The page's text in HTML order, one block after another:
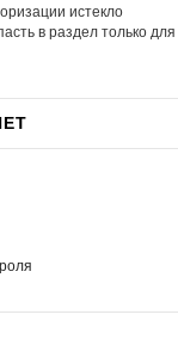
истекло
в раздел только